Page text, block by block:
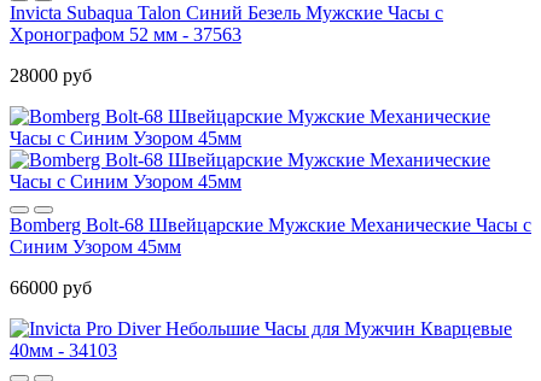
Invicta Subaqua Talon Синий Безель Мужские Часы с
Хронографом 52 мм - 37563
28000 руб
Bomberg Bolt-68 Швейцарские Мужские Механические Часы с
Синим Узором 45мм
66000 руб